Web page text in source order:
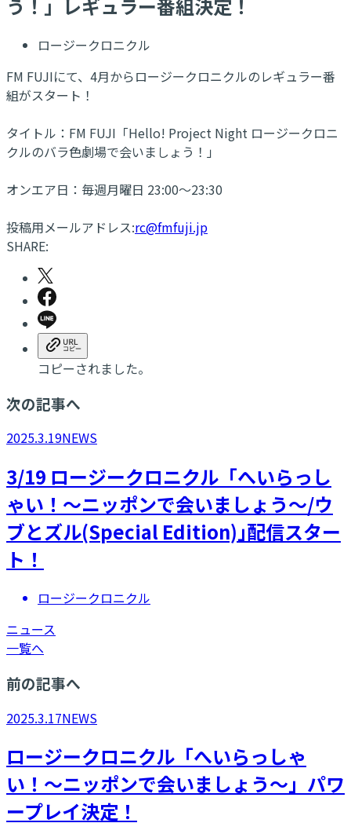
う！」レギュラー番組決定！
ロージークロニクル
FM FUJIにて、4月からロージークロニクルのレギュラー番
組がスタート！
タイトル：FM FUJI「Hello! Project Night ロージークロニ
クルのバラ色劇場で会いましょう！」
オンエア日：毎週月曜日 23:00～23:30
投稿用メールアドレス:rc@fmfuji.jp
SHARE:
コピーされました。
次の記事へ
2025.3.19NEWS
3/19 ロージークロニクル「へいらっし
ゃい！～ニッポンで会いましょう～/ウ
ブとズル(Special Edition)｣配信スター
ト！
ロージークロニクル
ニュース
一覧へ
前の記事へ
2025.3.17NEWS
ロージークロニクル「へいらっしゃ
い！〜ニッポンで会いましょう〜」パワ
ープレイ決定！